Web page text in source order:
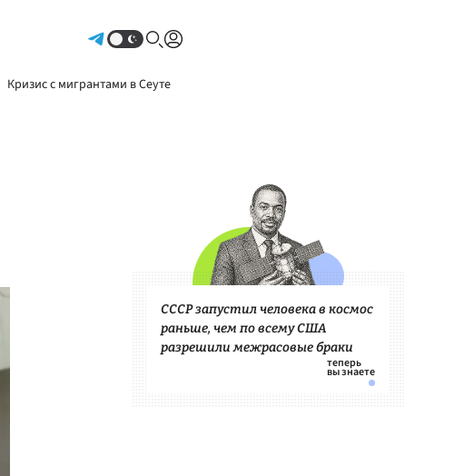
Кризис с мигрантами в Сеуте
СССР запустил человека в космос
раньше, чем по всему США
разрешили межрасовые браки